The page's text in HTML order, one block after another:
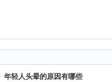
年轻人头晕的原因有哪些